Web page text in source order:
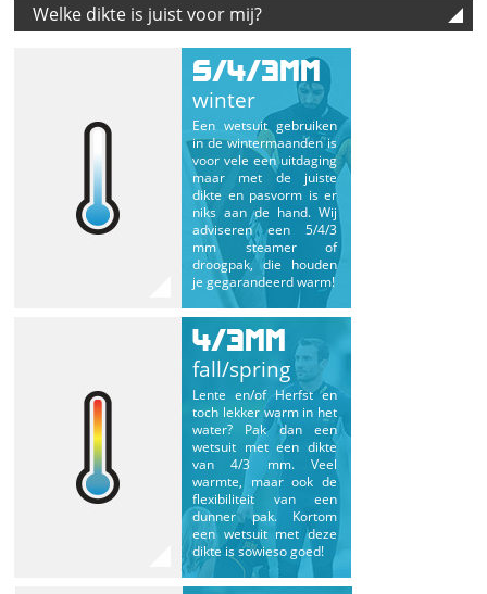
Welke dikte is juist voor mij?
5/4/3MM
winter
Een wetsuit gebruiken
in de wintermaanden is
voor vele een uitdaging
maar met de juiste
dikte en pasvorm is er
niks aan de hand. Wij
adviseren een 5/4/3
mm steamer of
droogpak, die houden
je gegarandeerd warm!
4/3MM
fall/spring
Lente en/of Herfst en
toch lekker warm in het
water? Pak dan een
wetsuit met een dikte
van 4/3 mm. Veel
warmte, maar ook de
flexibiliteit van een
dunner pak. Kortom
een wetsuit met deze
dikte is sowieso goed!